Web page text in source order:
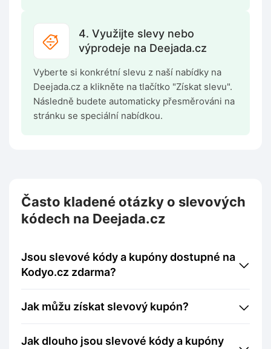
4. Využijte slevy nebo
výprodeje na Deejada.cz
Vyberte si konkrétní slevu z naší nabídky na
Deejada.cz a klikněte na tlačítko "Získat slevu".
Následně budete automaticky přesměrováni na
stránku se speciální nabídkou.
Často kladené otázky o slevových
kódech na Deejada.cz
Jsou slevové kódy a kupóny dostupné na
Kodyo.cz zdarma?
Jak můžu získat slevový kupón?
Jak dlouho jsou slevové kódy a kupóny